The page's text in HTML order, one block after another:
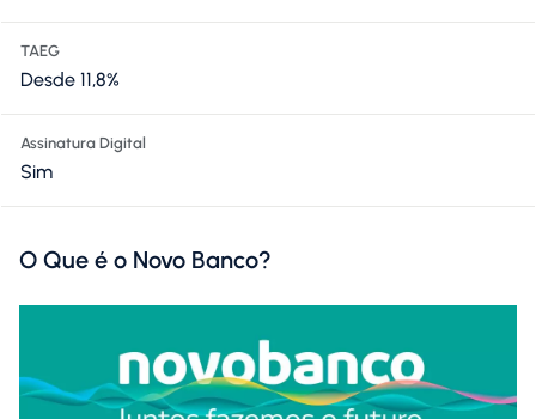
TAEG
Desde 11,8%
Assinatura Digital
Sim
O Que é o Novo Banco?